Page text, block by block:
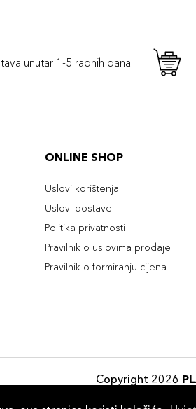
unutar 1-5 radnih dana
ONLINE SHOP
Uslovi korištenja
Uslovi dostave
Politika privatnosti
Pravilnik o uslovima prodaje
Pravilnik o formiranju cijena
Copyright 2026